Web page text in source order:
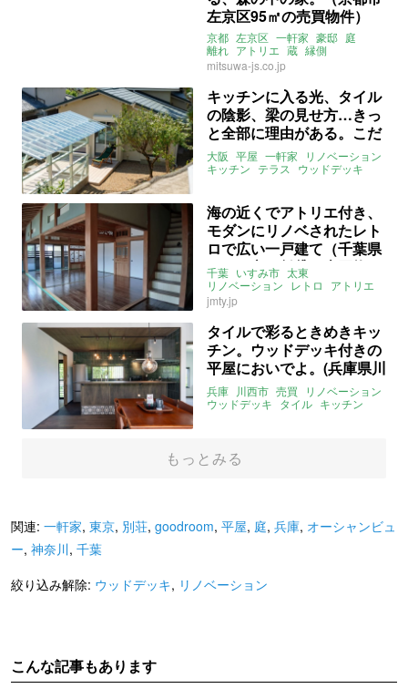
左京区95㎡の売買物件）
京都 左京区 一軒家 豪邸 庭
離れ アトリエ 蔵 縁側
リノベーション
関西 売買
mitsuwa-js.co.jp
キッチンに入る光、タイル
の陰影、梁の見せ方…きっ
と全部に理由がある。こだ
わりを体感する平屋。（大
阪府箕面市60㎡の売買物
大阪 平屋 一軒家
リノベーション
キッチン テラス
ウッドデッキ
海の近くでアトリエ付き、
モダンにリノベされたレト
ロで広い一戸建て（千葉県
いすみ市の賃貸・売買物
件）
千葉 いすみ市 太東
リノベーション レトロ
アトリエ
海 モダン
ライター：葱山紫蘇子
jmty.jp
タイルで彩るときめきキッ
チン。ウッドデッキ付きの
平屋においでよ。(兵庫県川
西市122㎡の売買物件)
兵庫 川西市 売買
リノベーション
ウッドデッキ タイル キッチン
もっとみる
関連: 一軒家, 東京, 別荘, goodroom, 平屋, 庭, 兵庫, オーシャンビュ
ー, 神奈川, 千葉
絞り込み解除: ウッドデッキ, リノベーション
こんな記事もあります